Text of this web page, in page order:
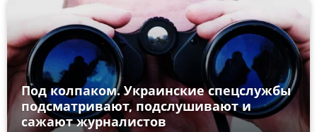
Под колпаком. Украинские спецслужбы
подсматривают, подслушивают и
сажают журналистов